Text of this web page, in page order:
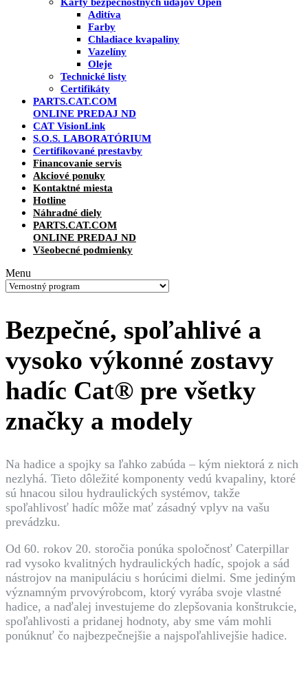
Aditíva
Farby
Chladiace kvapaliny
Vazelíny
Oleje
Technické listy
Certifikáty
PARTS.CAT.COM
ONLINE PREDAJ ND
CAT VisionLink
S.O.S. LABORATÓRIUM
Certifikované prestavby
Financovanie servis
Akciové ponuky
Kontaktné miesta
Hotline
Náhradné diely
PARTS.CAT.COM
ONLINE PREDAJ ND
Všeobecné podmienky
Menu
Bezpečné, spoľahlivé a
vysoko výkonné zostavy
hadíc Cat® pre všetky
značky a modely
Na hadice a spojky sa ľahko zabúda – kým niektorá z nich
nezlyhá. Tieto dôležité komponenty vedú kvapaliny, ktoré
sú hnacou silou hydraulických systémov, takže
spoľahlivosť hadíc môže mať zásadný vplyv na vašu
prevádzku.
Od 60. rokov 20. storočia ponúka spoločnosť Caterpillar
rad vysoko kvalitných hydraulických hadíc, spojok a sád
nástrojov na manipuláciu s horúcimi dielmi. Sme jediným
významným prvovýrobcom, ktorý vyrába svoje vlastné
hadice, a naďalej investujeme do zlepšovania konštrukcie,
spoľahlivosti a pridanej hodnoty, aby sme vám mohli
ponúknuť čo najbezpečnejšie a najspoľahlivejšie hadice.